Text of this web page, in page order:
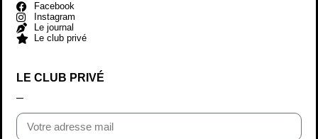
Facebook
Instagram
Le journal
Le club privé
LE CLUB PRIVÉ